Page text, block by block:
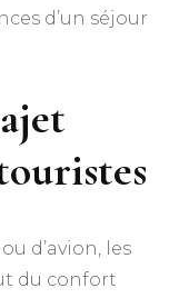
d’un séjour
d’avion, les
du confort